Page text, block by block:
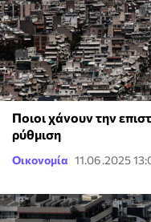
Ποιοι χάνουν την
ρύθμιση
Οικονομία 11.06.2025